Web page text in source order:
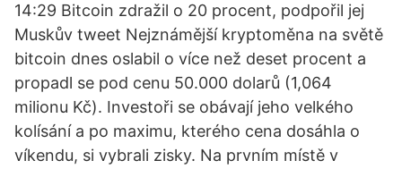
14:29 Bitcoin zdražil o 20 procent, podpořil jej
Muskův tweet Nejznámější kryptoměna na světě
bitcoin dnes oslabil o více než deset procent a
propadl se pod cenu 50.000 dolarů (1,064
milionu Kč). Investoři se obávají jeho velkého
kolísání a po maximu, kterého cena dosáhla o
víkendu, si vybrali zisky. Na prvním místě v